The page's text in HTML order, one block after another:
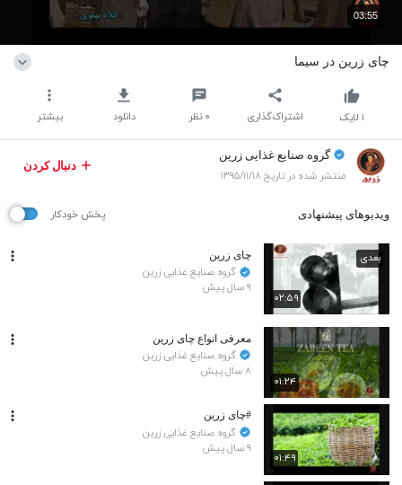
03:55
چای زرین در سیما
اشتراک‌گذاری ۰ نظر دانلود بیشتر ۱ لایک
گروه صنایع غذایی زرین
منتشر شده در تاریخ ۱۳۹۵/۱۱/۱۸
دنبال کردن
ویدیوهای پیشنهادی پخش خودکار
۰۲:۵۹
بعدی چای زرین
گروه صنایع غذایی زرین
۹ سال پیش
۰۱:۲۴
معرفی انواع چای زرین
گروه صنایع غذایی زرین
۸ سال پیش
۰۱:۴۹
#چای زرین
گروه صنایع غذایی زرین
۹ سال پیش